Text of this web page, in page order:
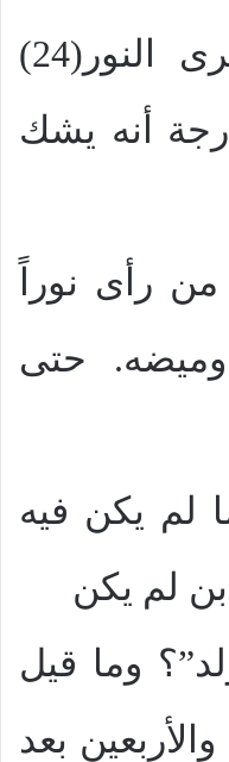
وأيضاً “بنورك سنرى النور(24)
أنه يشك
رأى نوراً
حتى
لم يكن فيه
لم يكن
وما قيل
بعد